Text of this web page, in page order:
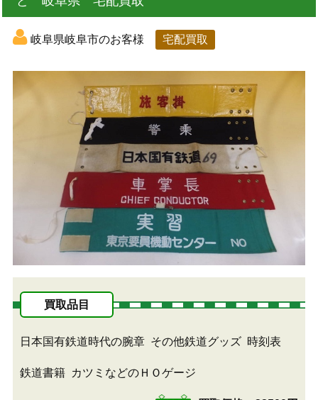
岐阜県岐阜市のお客様 宅配買取
買取品目
日本国有鉄道時代の腕章 その他鉄道グッズ 時刻表
鉄道書籍 カツミなどのＨＯゲージ